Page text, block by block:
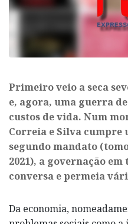
Primeiro veio a seca
e, agora, uma guerra
custos de vida. Num
Correia e Silva cumpre
segundo mandato
2021), a governação
conversa e permeia
Da economia,